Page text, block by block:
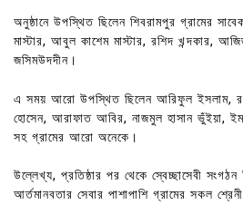
অনুষ্ঠানে উপস্থিত ছিলেন শিবরামপুর গ্রামের
মাস্টার, আবুল কাশেম মাস্টার, রশিদ খন্দকার,
জসিমউদদীন।
এ সময় আরো উপস্থিত ছিলেন আরিফুল ইসলাম,
হোসেন, আরাফাত আবির, নাজমুল হাসান ভুঁইয়া,
সহ গ্রামের আরো অনেকে।
উল্লেখ্য, প্রতিষ্ঠার পর থেকে স্বেচ্ছাসেবী সংগঠন
আর্তমানবতার সেবার পাশাপাশি গ্রামের সকল